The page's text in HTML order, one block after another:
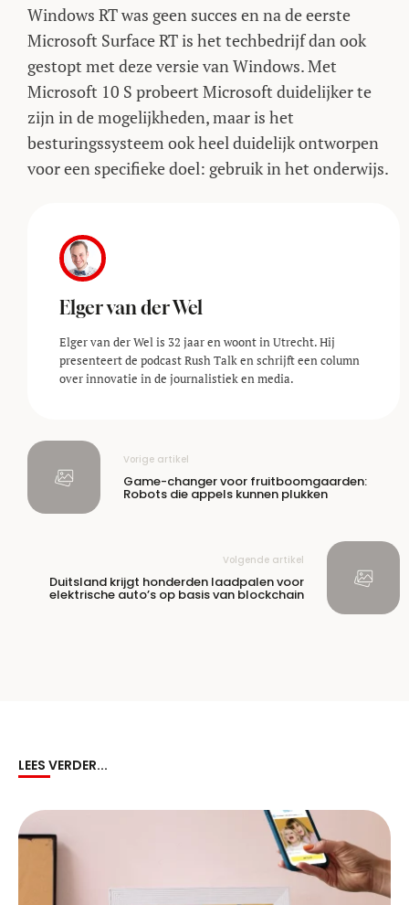
Windows RT was geen succes en na de eerste
Microsoft Surface RT is het techbedrijf dan ook
gestopt met deze versie van Windows. Met
Microsoft 10 S probeert Microsoft duidelijker te
zijn in de mogelijkheden, maar is het
besturingssysteem ook heel duidelijk ontworpen
voor een specifieke doel: gebruik in het onderwijs.
Elger van der Wel
Elger van der Wel is 32 jaar en woont in Utrecht. Hij
presenteert de podcast Rush Talk en schrijft een column
over innovatie in de journalistiek en media.
Vorige artikel
Game-changer voor fruitboomgaarden:
Robots die appels kunnen plukken
Volgende artikel
Duitsland krijgt honderden laadpalen voor
elektrische auto’s op basis van blockchain
LEES VERDER...